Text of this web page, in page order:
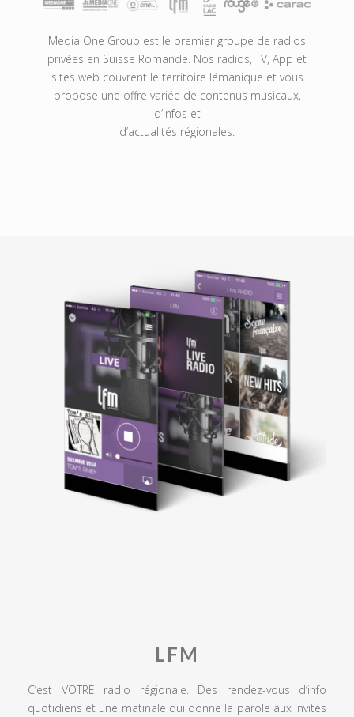
Media One Group est le premier groupe de radios
privées en Suisse Romande. Nos radios, TV, App et
sites web couvrent le territoire lémanique et vous
propose une offre variée de contenus musicaux,
d’infos et
d’actualités régionales.
LFM
C’est VOTRE radio régionale. Des rendez-vous d’info
quotidiens et une matinale qui donne la parole aux invités